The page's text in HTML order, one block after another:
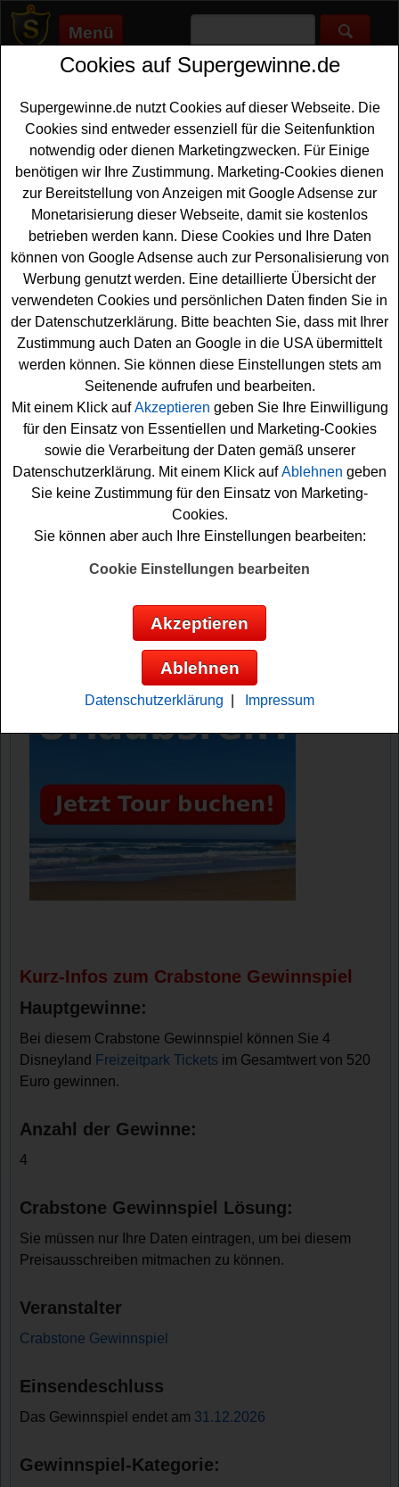
Menü
Supergewinne.de>Gewinnspiele>Freikarten Gewinnspiele
Anzeige:
Freizeitpark Gewinnspiel kostenlos
- Disneyland Tickets gewinnen
Ein kostenloses Freizeitpark Gewinnspiel hat Crabstone
gestartet. Verlost werden vier DisneylandTicketsim
Gesamtwert von 520 Euro. Mit etwas Glück können Sie
diese Freizeitpark Tickets gewinnen. Falls Sie an er
Verlosung kostenlos teilnehmen möchten, müssen Sie
nur kurz das kleine Formular ausfüllen und können sich
damit Ihre Gewinnchance sichern. Bitte beachten Sie die
genauen Teilnahmebedingungen. Sie können bei
diesem Gewinnspiel auch per Postkarte mitmachen.
Vielleicht haben Sie ja Glück und können die Disneyland
Tickets gewinnen? Auf jeden Fall drücken wir schone
einmal fest die Daumen. Viel Glück!
Crabstone verlost 4 Disneyland
Freizeitpark Tickets im Gesamtwert von
Anzeige:
Kurz-Infos zum Crabstone Gewinnspiel
Hauptgewinne:
Bei diesem Crabstone Gewinnspiel können Sie 4
Disneyland Freizeitpark Tickets im Gesamtwert von 520
Euro gewinnen.
Anzahl der Gewinne:
4
Crabstone Gewinnspiel Lösung:
Sie müssen nur Ihre Daten eintragen, um bei diesem
Preisausschreiben mitmachen zu können.
Veranstalter
Crabstone Gewinnspiel
Einsendeschluss
Das Gewinnspiel endet am 31.12.2026
Gewinnspiel-Kategorie:
Cookies auf Supergewinne.de
Supergewinne.de nutzt Cookies auf dieser Webseite. Die
Cookies sind entweder essenziell für die Seitenfunktion
notwendig oder dienen Marketingzwecken. Für Einige
benötigen wir Ihre Zustimmung. Marketing-Cookies dienen
zur Bereitstellung von Anzeigen mit Google Adsense zur
Monetarisierung dieser Webseite, damit sie kostenlos
betrieben werden kann. Diese Cookies und Ihre Daten
können von Google Adsense auch zur Personalisierung von
Werbung genutzt werden. Eine detaillierte Übersicht der
verwendeten Cookies und persönlichen Daten finden Sie in
der Datenschutzerklärung. Bitte beachten Sie, dass mit Ihrer
Zustimmung auch Daten an Google in die USA übermittelt
werden können. Sie können diese Einstellungen stets am
Seitenende aufrufen und bearbeiten.
Mit einem Klick aufAkzeptieren geben Sie Ihre Einwilligung
für den Einsatz von Essentiellen und Marketing-Cookies
sowie die Verarbeitung der Daten gemäß unserer
Datenschutzerklärung. Mit einem Klick aufAblehnen geben
Sie keine Zustimmung für den Einsatz von Marketing-
Cookies.
Sie können aber auch Ihre Einstellungen bearbeiten:
Cookie Einstellungen bearbeiten
Akzeptieren
Ablehnen
Datenschutzerklärung Impressum